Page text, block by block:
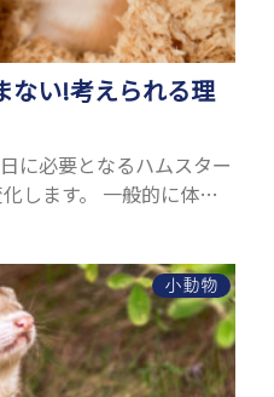
ない!考えられる理
に必要となるハムスター
します。 一般的に体重
小動物